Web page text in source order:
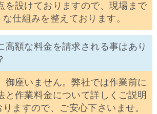
を設けておりますので、現場まで
仕組みを整えております。
高額な料金を請求される事はあり
御座いません。弊社では作業前に
と作業料金について詳しくご説明
ますので、ご安心下さいませ。